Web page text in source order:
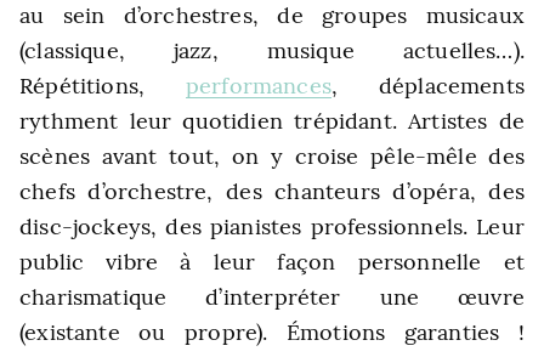
au sein d’orchestres, de groupes musicaux
(classique, jazz, musique actuelles…).
Répétitions, performances, déplacements
rythment leur quotidien trépidant. Artistes de
scènes avant tout, on y croise pêle-mêle des
chefs d’orchestre, des chanteurs d’opéra, des
disc-jockeys, des pianistes professionnels. Leur
public vibre à leur façon personnelle et
charismatique d’interpréter une œuvre
(existante ou propre). Émotions garanties !